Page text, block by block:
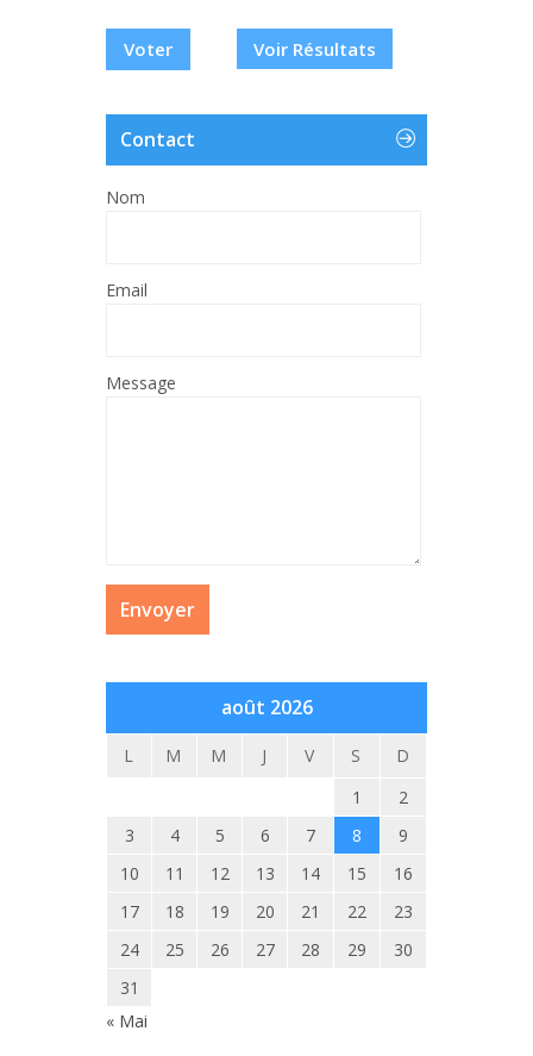
Voir Résultats
Contact
Nom
Email
Message
août 2026
L M M J V S
D
1
2
3
4 5 6 7 8
9
10
11 12 13 14 15
16
17
18 19 20 21 22
23
24
25 26 27 28 29
30
31
« Mai